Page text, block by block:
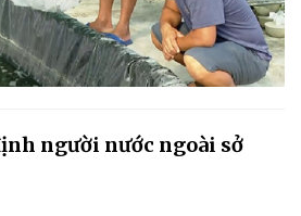
người nước ngoài sở